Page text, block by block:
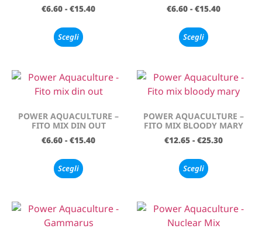
€6.60 - €15.40
Scegli
€6.60 - €15.40
Scegli
POWER AQUACULTURE –
FITO MIX DIN OUT
€6.60 - €15.40
Scegli
POWER AQUACULTURE –
FITO MIX BLOODY MARY
€12.65 - €25.30
Scegli